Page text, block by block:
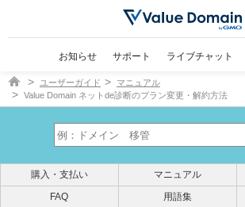
お知らせ サポート ライブチャット
ドメイン取得ならバリュードメイン
ユーザーガイド
マニュアル
Value Domain ネットde診断のプラン変更・解約方法
購入・支払い マニュアル
FAQ
用語集